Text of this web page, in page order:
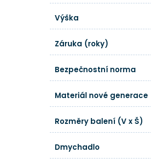
Výška
Záruka (roky)
Bezpečnostní norma
Materiál nové generace
Rozměry balení (V x Š)
Dmychadlo